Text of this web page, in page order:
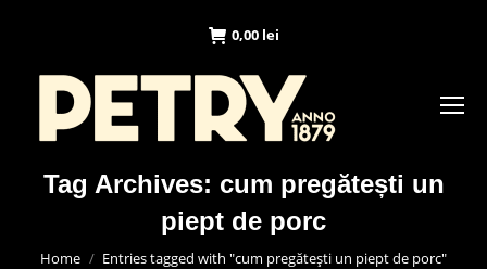
0,00 lei
Tag Archives: cum pregătești un
piept de porc
You are here:
Home Entries tagged with "cum pregătești un piept de porc"